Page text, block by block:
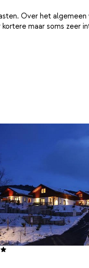
Over het algemeen
maar soms zeer